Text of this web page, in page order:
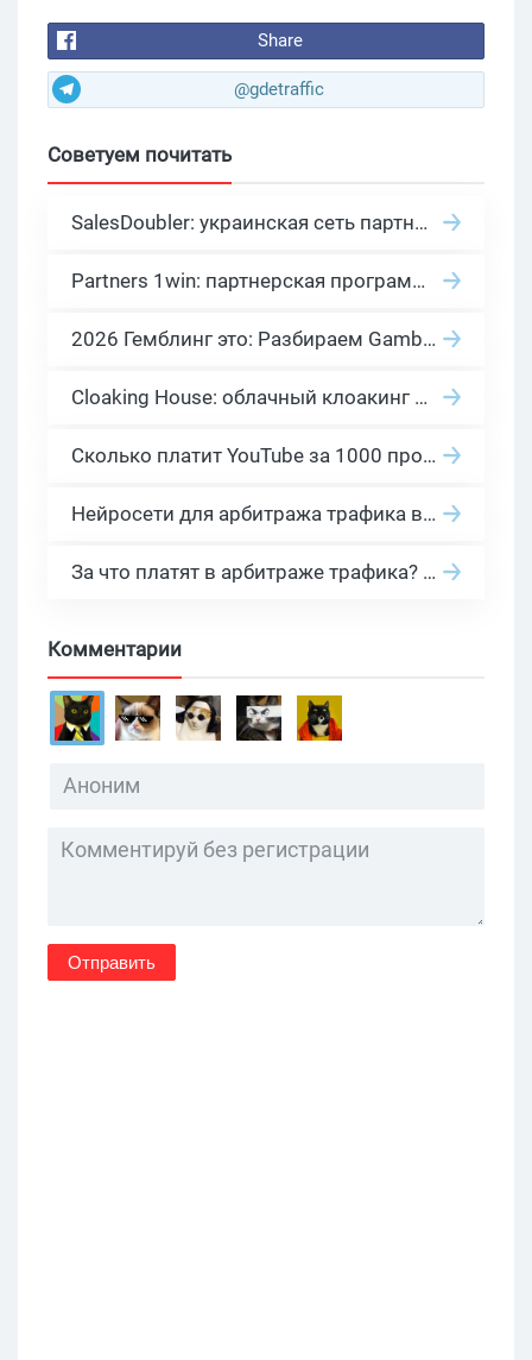
Share
@gdetraffic
Советуем почитать
SalesDoubler: украинская сеть партнерских программ с оплатой за действие
Partners 1win: партнерская программа казино в нише гемблинг арбитраж
2026 Гемблинг это: Разбираем Gambling вертикаль, и все что связано с гемблинг и беттинг офферами
Cloaking House: облачный клоакинг для фильтрации ботов FB и Google Ads — гайд PHP-интеграции 2026
Сколько платит YouTube за 1000 просмотров в 2026: реальные цифры от 0.5 до 36 USD по ГЕО
Нейросети для арбитража трафика в 2026: инструменты, кейсы и AI-медиабайеры
За что платят в арбитраже трафика? 30 моделей оплаты в бурж и СНГ партнерках
Комментарии
Отправить